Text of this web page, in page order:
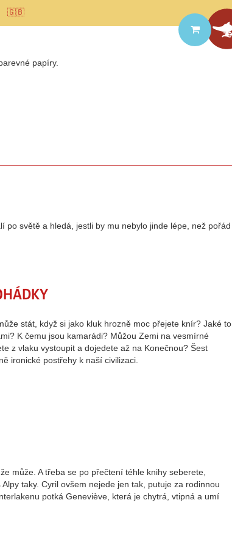
🇬🇧
papíry.
po světě a hledá, jestli by mu nebylo jinde lépe, než pořád
stát, když si jako kluk hrozně moc přejete knír? Jaké to
K čemu jsou kamarádi? Můžou Zemi na vesmírné
z vlaku vystoupit a dojedete až na Konečnou? Šest
ironické postřehy k naší civilizaci.
může. A třeba se po přečtení téhle knihy seberete,
taky. Cyril ovšem nejede jen tak, putuje za rodinnou
potká Geneviève, která je chytrá, vtipná a umí